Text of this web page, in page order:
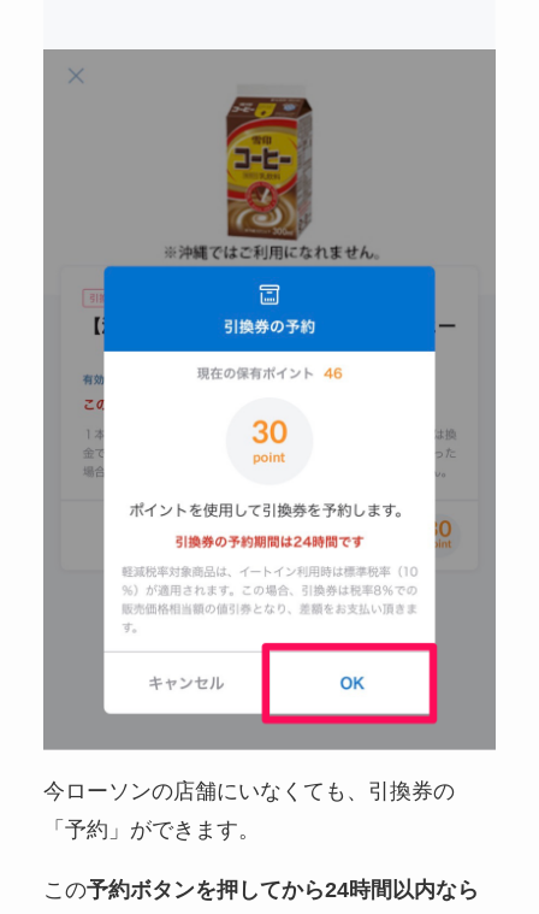
今ローソンの店舗にいなくても、引換券の
「予約」ができます。
この予約ボタンを押してから24時間以内なら